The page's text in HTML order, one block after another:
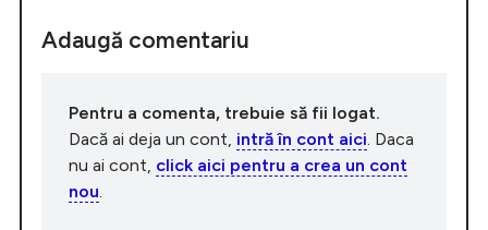
Adaugă comentariu
Pentru a comenta, trebuie să fii logat.
Dacă ai deja un cont, intră în cont aici . Daca
nu ai cont, click aici pentru a crea un cont
nou